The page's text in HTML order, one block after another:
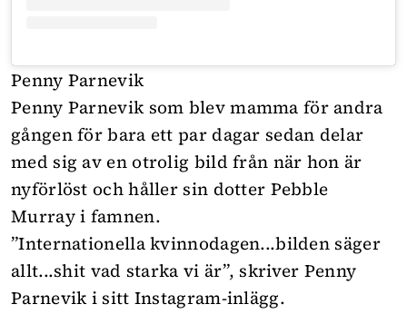
Penny Parnevik
Penny Parnevik som blev mamma för andra
gången för bara ett par dagar sedan delar
med sig av en otrolig bild från när hon är
nyförlöst och håller sin dotter Pebble
Murray i famnen.
”Internationella kvinnodagen...bilden säger
allt...shit vad starka vi är”, skriver Penny
Parnevik i sitt Instagram-inlägg.